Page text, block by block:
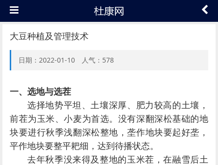
大豆种植及管理技术
日期：2022-01-10 人气：578
一、选地与选茬
选择地势平坦、土壤深厚、肥力较高的土壤，
前茬为玉米、小麦为首选。没有深翻深松基础的地
块要进行秋季浅翻深松整地，垄作地块要起好垄，
平作地块要整平耙细，达到待播状态。
去年秋季没来得及整地的玉米茬，在融雪后土